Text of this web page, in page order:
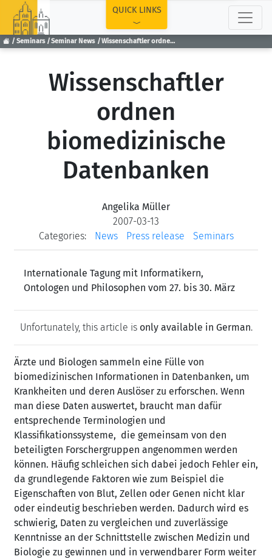
Seminars Seminar News Wissenschaftler ordnen biomedizinische Datenbanken
QUICK LINKS
Wissenschaftler
ordnen
biomedizinische
Datenbanken
Angelika Müller
2007-03-13
Categories:
News Press release Seminars
Internationale Tagung mit Informatikern,
Ontologen und Philosophen vom 27. bis 30. März
Unfortunately, this article is only available in German.
Ärzte und Biologen sammeln eine Fülle von
biomedizinischen Informationen in Datenbanken, um
Krankheiten und deren Auslöser zu erforschen. Wenn
man diese Daten auswertet, braucht man dafür
entsprechende Terminologien und
Klassifikationssysteme, die gemeinsam von den
beteiligten Forschergruppen angenommen werden
können. Häufig schleichen sich dabei jedoch Fehler ein,
da grundlegende Faktoren wie zum Beispiel die
Eigenschaften von Blut, Zellen oder Genen nicht klar
oder eindeutig beschrieben werden. Dadurch wird es
schwierig, Daten zu vergleichen und zuverlässige
Kenntnisse an der Schnittstelle zwischen Medizin und
Biologie zu gewinnen und in verwendbarer Form weiter